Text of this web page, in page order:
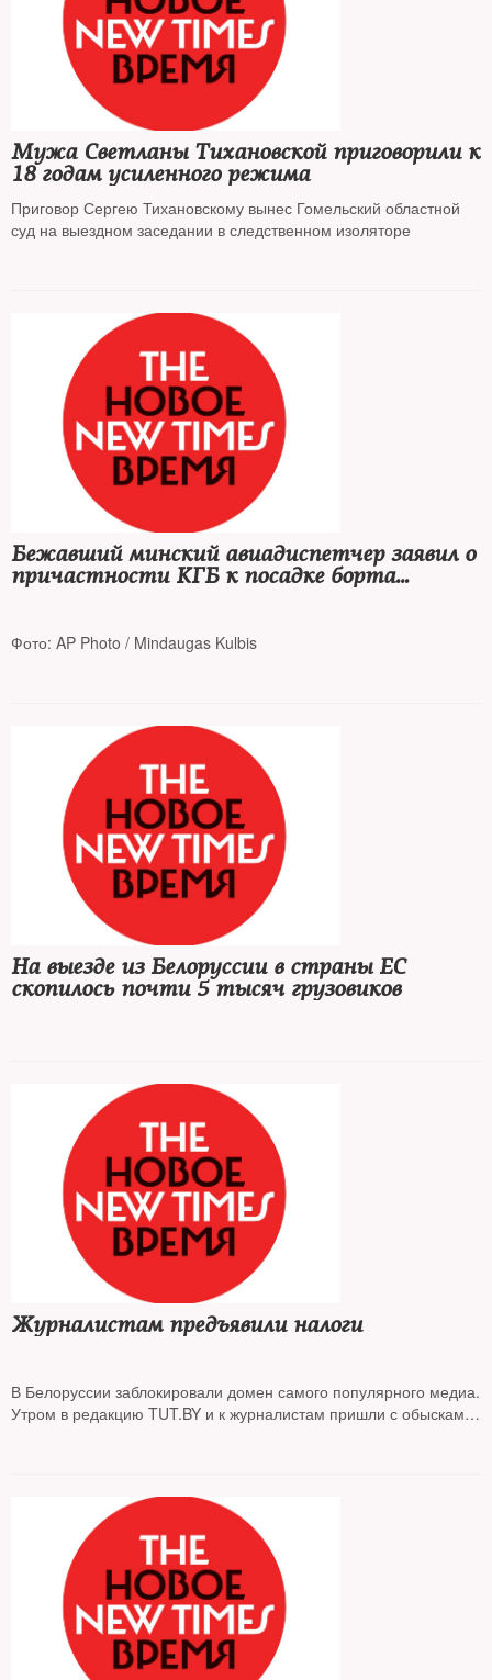
Мужа Светланы Тихановской приговорили к
18 годам усиленного режима
Приговор Сергею Тихановскому вынес Гомельский областной
суд на выездном заседании в следственном изоляторе
Бежавший минский авиадиспетчер заявил о
причастности КГБ к посадке борта
Фото: AP Photo / Mindaugas Kulbis
На выезде из Белоруссии в страны ЕС
скопилось почти 5 тысяч грузовиков
Журналистам предъявили налоги
В Белоруссии заблокировали домен самого популярного медиа.
Утром в редакцию TUT.BY и к журналистам пришли с обысками